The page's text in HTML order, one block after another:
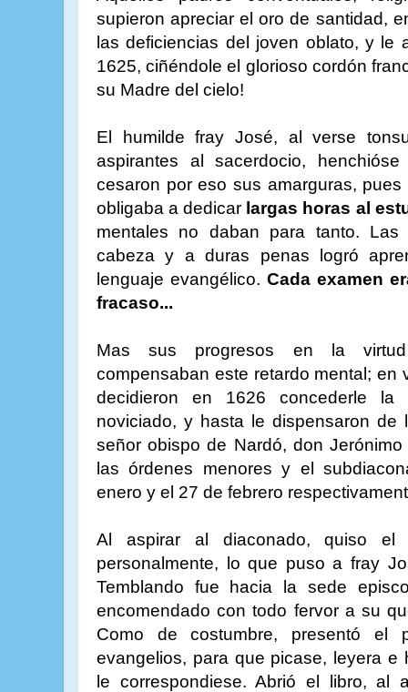
supieron apreciar el oro de santidad,
las deficiencias del joven oblato, y le
1625, ciñéndole el glorioso cordón
su Madre del cielo!
El humilde fray José, al verse
aspirantes al sacerdocio,
cesaron por eso sus amarguras,
obligaba a dedicar largas horas al
mentales no daban para tanto.
cabeza y a duras penas logró
lenguaje evangélico. Cada examen
fracaso...
Mas sus progresos en la
compensaban este retardo mental; en
decidieron en 1626 concederle la
noviciado, y hasta le dispensaron de
señor obispo de Nardó, don
las órdenes menores y el
enero y el 27 de febrero
Al aspirar al diaconado, quiso el
personalmente, lo que puso a fray
Temblando fue hacia la sede
encomendado con todo fervor a su
Como de costumbre, presentó el
evangelios, para que picase, leyera e
le correspondiese. Abrió el libro, al